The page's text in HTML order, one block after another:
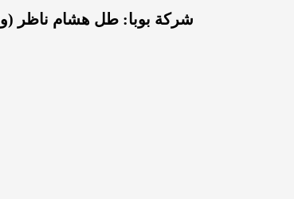
شركة بوبا: طل هشام ناظر (و5 آخرين) - 67 مليون ريال.